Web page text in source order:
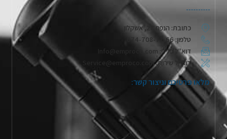
כתובת: הנפח 28, אשקלון
טלפון: 074-708-71-66
דוא"ל כללי: Info@emproco.com
דוא"ל שירות: Service@emproco.com
מלאו פרטיכם וניצור קשר: